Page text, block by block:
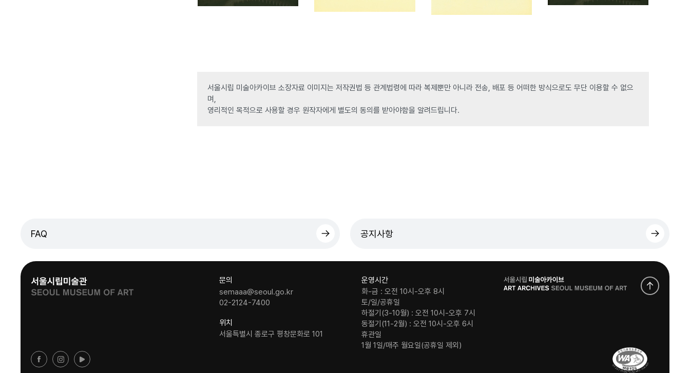
서울시립 미술아카이브 소장자료 이미지는 저작권법 등 관계법령에 따라 복제뿐만 아니라 전송, 배포 등 어떠한 방식으로도 무단 이용할 수 없으
며,
영리적인 목적으로 사용할 경우 원작자에게 별도의 동의를 받아야함을 알려드립니다.
FAQ 공지사항
문의
semaaa@seoul.go.kr
02-2124-7400
위치
서울특별시 종로구 평창문화로 101
운영시간
화-금 : 오전 10시-오후 8시
토/일/공휴일
하절기(3-10월) : 오전 10시-오후 7시
동절기(11-2월) : 오전 10시-오후 6시
휴관일
1월 1일/매주 월요일(공휴일 제외)
로
고